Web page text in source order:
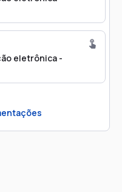
eletrônica -